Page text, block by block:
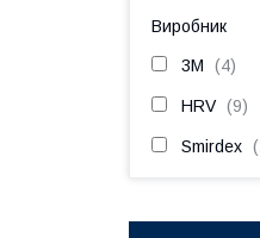
Виробник
3М 4
HRV 9
Smirdex